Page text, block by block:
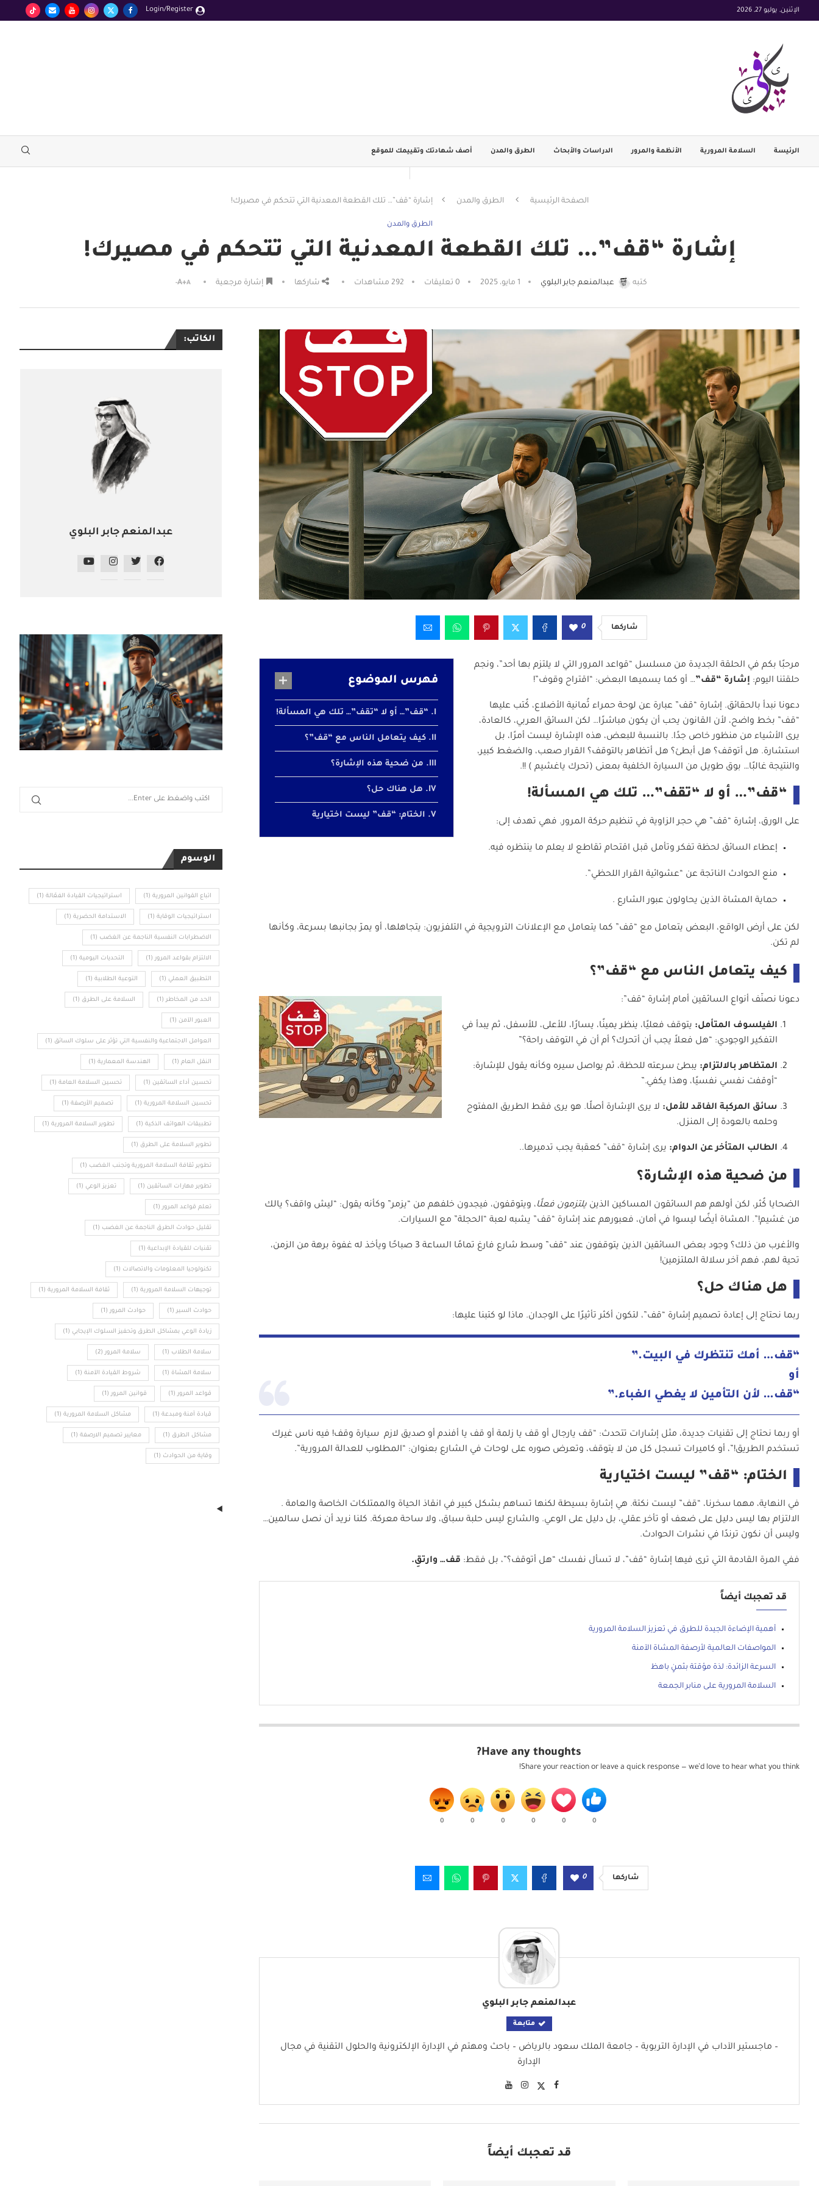
الإثنين, يوليو 27, 2026 Login/Register
الرئيسة السلامة المرورية الأنظمة والمرور الدراسات والأبحاث الطرق والمدن أصف شهادتك وتقييمك للموقع
الصفحة الرئيسية الطرق والمدن إشارة “قف”… تلك القطعة المعدنية التي تتحكم في مصيرك!
الطرق والمدن
إشارة “قف”… تلك القطعة المعدنية التي تتحكم في مصيرك!
كتبه عبدالمنعم جابر البلوي 1 مايو، 2025 0 تعليقات 292 مشاهدات شاركها إشارة مرجعية A+A-
شاركها 0
فهرس الموضوع
“قف”… أو لا “تقف”… تلك هي المسألة!
كيف يتعامل الناس مع “قف”؟
من ضحية هذه الإشارة؟
هل هناك حل؟
الختام: “قف” ليست اختيارية
مرحبًا بكم في الحلقة الجديدة من مسلسل “قواعد المرور التي لا يلتزم بها أحد”، ونجم
حلقتنا اليوم: إشارة “قف”… أو كما يسميها البعض: “اقتراح وقوف”!
دعونا نبدأ بالحقائق. إشارة “قف” عبارة عن لوحة حمراء ثُمانية الأضلاع، كُتب عليها
“قف” بخط واضح، لأن القانون يحب أن يكون مباشرًا… لكن السائق العربي، كالعادة،
يرى الأشياء من منظور خاص جدًا. بالنسبة للبعض، هذه الإشارة ليست أمرًا، بل
استشارة. هل أتوقف؟ هل أبطئ؟ هل أتظاهر بالتوقف؟ القرار صعب، والضغط كبير،
والنتيجة غالبًا… بوق طويل من السيارة الخلفية بمعنى (تحرك ياغشيم ) !!.
“قف”… أو لا “تقف”… تلك هي المسألة!
على الورق، إشارة “قف” هي حجر الزاوية في تنظيم حركة المرور. فهي تهدف إلى:
إعطاء السائق لحظة تفكر وتأمل قبل اقتحام تقاطع لا يعلم ما ينتظره فيه.
منع الحوادث الناتجة عن “عشوائية القرار اللحظي”.
حماية المشاة الذين يحاولون عبور الشارع .
لكن على أرض الواقع، البعض يتعامل مع “قف” كما يتعامل مع الإعلانات الترويجية في التلفزيون: يتجاهلها، أو يمرّ بجانبها بسرعة، وكأنها
لم تكن.
كيف يتعامل الناس مع “قف”؟
دعونا نصنّف أنواع السائقين أمام إشارة “قف”:
الفيلسوف المتأمل: يتوقف فعليًا، ينظر يمينًا، يسارًا، للأعلى، للأسفل، ثم يبدأ في
التفكير الوجودي: “هل فعلاً يجب أن أتحرك؟ أم أن في التوقف راحة؟”
المتظاهر بالالتزام: يبطئ سرعته للحظة، ثم يواصل سيره وكأنه يقول للإشارة:
“أوقفت نفسي نفسيًا، وهذا يكفي.”
سائق المركبة الفاقد للأمل: لا يرى الإشارة أصلًا. هو يرى فقط الطريق المفتوح
وحلمه بالعودة إلى المنزل.
الطالب المتأخر عن الدوام: يرى إشارة “قف” كعقبة يجب تدميرها..
من ضحية هذه الإشارة؟
الضحايا كُثر، لكن أولهم هم السائقون المساكين الذين يلتزمون فعلًا، ويتوقفون، فيجدون خلفهم من “يزمر” وكأنه يقول: “ليش واقف؟ يالك
من غشيم!”. المشاة أيضًا ليسوا في أمان، فعبورهم عند إشارة “قف” يشبه لعبة “الحجلة” مع السيارات.
والأغرب من ذلك؟ وجود بعض السائقين الذين يتوقفون عند “قف” وسط شارع فارغ تمامًا الساعة 3 صباحًا ويأخذ له غفوة برهة من الزمن،
تحية لهم، فهم آخر سلالة الملتزمين!
هل هناك حل؟
ربما نحتاج إلى إعادة تصميم إشارة “قف”، لتكون أكثر تأثيرًا على الوجدان. ماذا لو كتبنا عليها:
“قف… أمك تنتظرك في البيت.”
أو
“قف… لأن التأمين لا يغطي الغباء.”
أو ربما نحتاج إلى تقنيات جديدة، مثل إشارات تتحدث: “قف يارجال أو قف يا زلمة أو قف يا أفندم أو صديق لازم سيارة وقف! فيه ناس غيرك
تستخدم الطريق!”، أو كاميرات تسجل كل من لا يتوقف، وتعرض صوره على لوحات في الشارع بعنوان: “المطلوب للعدالة المرورية”.
الختام: “قف” ليست اختيارية
في النهاية، مهما سخرنا، “قف” ليست نكتة. هي إشارة بسيطة لكنها تساهم بشكل كبير في انقاذ الحياة والممتلكات الخاصة والعامة .
الالتزام بها ليس دليل على ضعف أو تأخر عقلي، بل دليل على الوعي. والشارع ليس حلبة سباق، ولا ساحة معركة. كلنا نريد أن نصل سالمين…
وليس أن نكون ترندًا في نشرات الحوادث.
ففي المرة القادمة التي ترى فيها إشارة “قف”، لا تسأل نفسك “هل أتوقف؟”، بل فقط: قف… وارتقِ.
قد تعجبك أيضاً
أهمية الإضاءة الجيدة للطرق في تعزيز السلامة المرورية
المواصفات العالمية لأرصفة المشاة الآمنة
السرعة الزائدة: لذة مؤقتة بثمنٍ باهظ
السلامة المرورية على منابر الجمعة
Have any thoughts?
Share your reaction or leave a quick response — we’d love to hear what you think!
0
0
0
0
0
0
شاركها 0
عبدالمنعم جابر البلوي
متابعة
– ماجستير الآداب في الإدارة التربوية – جامعة الملك سعود بالرياض – باحث ومهتم في الإدارة الإلكترونية والحلول التقنية في مجال
الإدارة
قد تعجبك أيضاً
الكاتب:
عبدالمنعم جابر البلوي
الوسوم
اتباع القوانين المرورية (1) استراتيجيات القيادة الفعّالة (1)
استراتيجيات الوقاية (1) الاستدامة الحضرية (1)
الاضطرابات النفسية الناجمة عن الغضب (1)
الالتزام بقواعد المرور (1) التحديات اليومية (1)
التطبيق العملي (1) التوعية الطلابية (1)
الحد من المخاطر (1) السلامة على الطرق (1)
العبور الآمن (1)
العوامل الاجتماعية والنفسية التي تؤثر على سلوك السائق (1)
النقل العام (1) الهندسة المعمارية (1)
تحسين أداء السائقين (1) تحسين السلامة العامة (1)
تحسين السلامة المرورية (1) تصميم الأرصفة (1)
تطبيقات الهواتف الذكية (1) تطوير السلامة المرورية (1)
تطوير السلامة على الطرق (1)
تطوير ثقافة السلامة المرورية وتجنب الغضب (1)
تطوير مهارات السائقين (1) تعزيز الوعي (1)
تعلم قواعد المرور (1)
تقليل حوادث الطرق الناجمة عن الغضب (1)
تقنيات للقيادة الإبداعية (1)
تكنولوجيا المعلومات والاتصالات (1)
توجيهات السلامة المرورية (1) ثقافة السلامة المرورية (1)
حوادث السير (1) حوادث المرور (1)
زيادة الوعي بمشاكل الطرق وتحفيز السلوك الإيجابي (1)
سلامة الطلاب (1) سلامة المرور (2)
سلامة المشاة (1) شروط القيادة الآمنة (1)
قواعد المرور (1) قوانين المرور (1)
قيادة آمنة ومبدعة (1) مشاكل السلامة المرورية (1)
مشاكل الطرق (1) معايير تصميم الارصفة (1)
وقاية من الحوادث (1)